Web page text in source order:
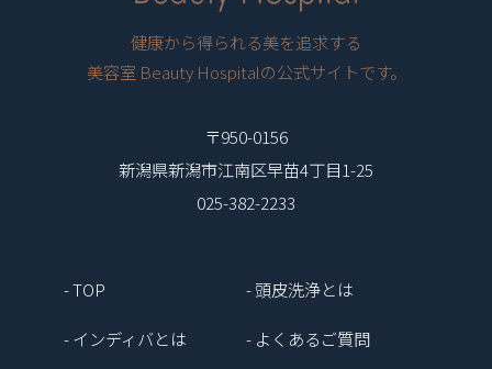
健康から得られる美を追求する
美容室 Beauty Hospitalの公式サイトです。
〒950-0156
新潟県新潟市江南区早苗4丁目1-25
025-382-2233
- TOP - 頭皮洗浄とは
- インディバとは - よくあるご質問